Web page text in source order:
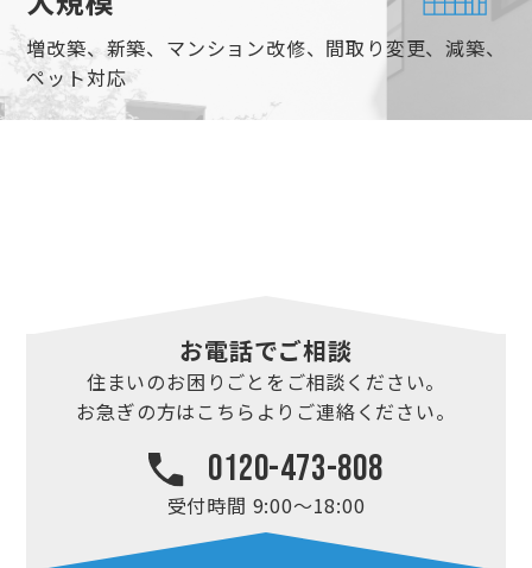
増改築、新築、マンション改修、間取り変更、減築、
ペット対応
お電話でご相談
住まいのお困りごとを ご相談ください。
お急ぎの方はこちらより ご連絡ください。
0120-473-808
受付時間 9:00～18:00